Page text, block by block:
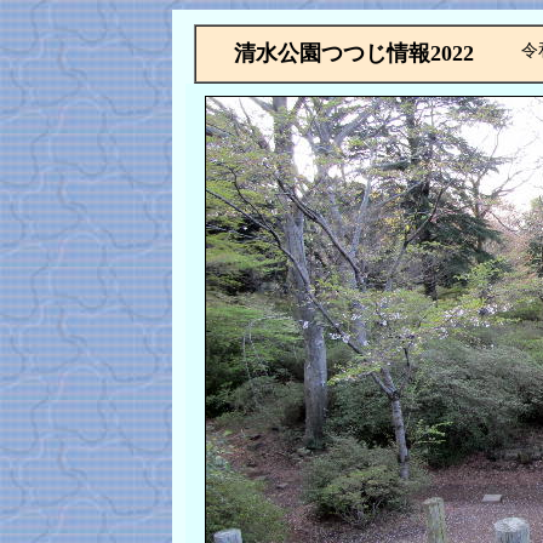
清水公園つつじ情報2022 令